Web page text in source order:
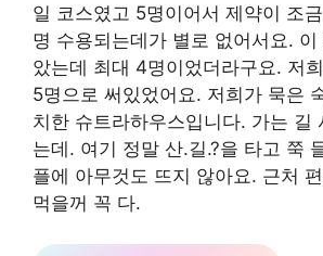
일 코스였고 5명이어서 제약이 조
명 수용되는데가 별로 없어서요.
았는데 최대 4명이었더라구요. 저
5명으로 써있었어요. 저희가 묵은
치한 슈트라하우스입니다. 가는 길
는데. 여기 정말 산.길.?을 타고 쭉
플에 아무것도 뜨지 않아요. 근처
먹을꺼 꼭 다.